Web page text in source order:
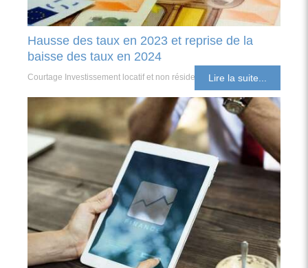
Hausse des taux en 2023 et reprise de la
baisse des taux en 2024
Courtage Investissement locatif et non résident Lire la suite...